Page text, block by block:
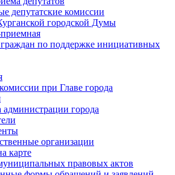
депутатские комиссии
городской Думы
по поддержке инициативных
при Главе города
администрации города
организации
карте
правовых актов